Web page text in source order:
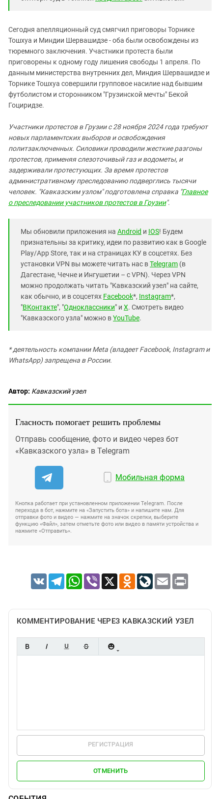
Сегодня апелляционный суд смягчил приговоры Торнике
Тошхуа и Миндии Шервашидзе - оба были освобождены из
тюремного заключения. Участники протеста были
приговорены к одному году лишения свободы 1 апреля. По
данным министерства внутренних дел, Миндия Шервашидзе и
Торнике Тошхуа совершили групповое насилие над бывшим
футболистом и сторонником "Грузинской мечты" Бекой
Гоциридзе.
Участники протестов в Грузии с 28 ноября 2024 года требуют
новых парламентских выборов и освобождения
политзаключенных. Силовики проводили жесткие разгоны
протестов, применяя слезоточивый газ и водометы, и
задерживали протестующих. За время протестов
административному преследованию подверглись тысячи
человек. "Кавказским узлом" подготовлена справка "Главное
о преследовании участников протестов в Грузии".
Мы обновили приложения на Android и IOS! Будем
признательны за критику, идеи по развитию как в Google
Play/App Store, так и на страницах КУ в соцсетях. Без
установки VPN вы можете читать нас вTelegram (в
Дагестане, Чечне и Ингушетии – с VPN). Через VPN
можно продолжать читать "Кавказский узел" на сайте,
как обычно, и в соцсетях Facebook*, Instagram*,
"ВКонтакте", "Одноклассники" и X. Смотреть видео
"Кавказского узла" можно вYouTube.
* деятельность компании Meta (владеет Facebook, Instagram и
WhatsApp) запрещена в России.
Автор: Кавказский узел
Гласность помогает решить проблемы
Отправь сообщение, фото и видео через бот
«Кавказского узла» в Telegram
Мобильная форма
Кнопка работает при установленном приложении Telegram. После
перехода в бот, нажмите на «Запустить бота» и напишите нам. Для
отправки фото и видео — нажмите на значок скрепки, выберите
функцию «Файл», затем отметьте фото или видео в памяти устройства и
нажмите «Отправить».
VK TelegramWhatsApp
Viber X Odnoklassniki
LiveJournal
Email Print
КОММЕНТИРОВАНИЕ ЧЕРЕЗ КАВКАЗСКИЙ УЗЕЛ
РЕГИСТРАЦИЯ
ОТМЕНИТЬ